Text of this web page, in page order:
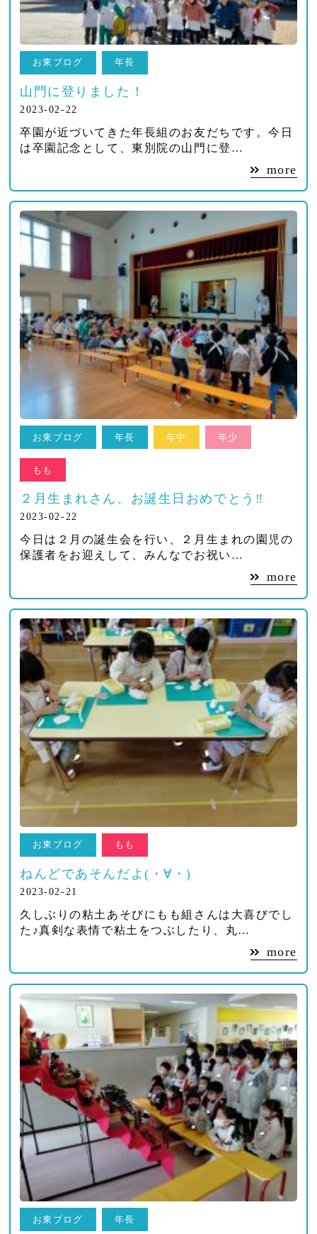
お東ブログ 年長
山門に登りました！
2023-02-22
卒園が近づいてきた年長組のお友だちです。今日
は卒園記念として、東別院の山門に登…
more
お東ブログ 年長 年中 年少
もも
２月生まれさん、お誕生日おめでとう‼
2023-02-22
今日は２月の誕生会を行い、２月生まれの園児の
保護者をお迎えして、みんなでお祝い…
more
お東ブログ もも
ねんどであそんだよ(・∀・)
2023-02-21
久しぶりの粘土あそびにもも組さんは大喜びでし
た♪真剣な表情で粘土をつぶしたり、丸…
more
お東ブログ 年長